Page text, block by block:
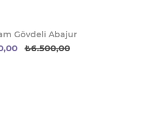
Gövdeli Abajur
₺6.500,00